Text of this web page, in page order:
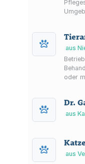
aus
oder
Dr.
aus
aus